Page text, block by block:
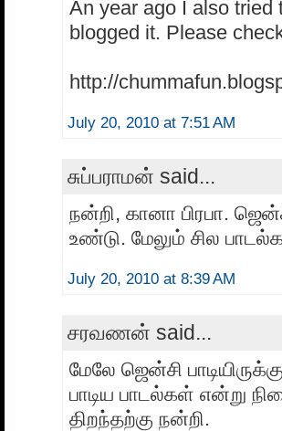
An year ago I also tried
blogged it. Please
http://
July 20, 2010 at 7:51 AM
சுப்பராமன் said...
நன்றி, கானா பிரபா.
உண்டு. மேலும் சில
July 20, 2010 at 8:39 AM
சரவணன் said...
மேலே ஜென்சி
பாடிய பாடல்கள் என்று
திறந்தற்கு நன்றி.